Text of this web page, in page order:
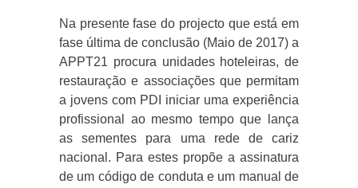
Na presente fase do projecto que está em
fase última de conclusão (Maio de 2017) a
APPT21 procura unidades hoteleiras, de
restauração e associações que permitam
a jovens com PDI iniciar uma experiência
profissional ao mesmo tempo que lança
as sementes para uma rede de cariz
nacional. Para estes propõe a assinatura
de um código de conduta e um manual de